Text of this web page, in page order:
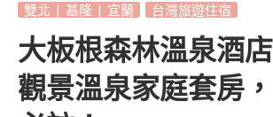
雙北 | 基隆 | 宜蘭
台灣旅遊住宿
大板根森林溫泉酒
觀景溫泉家庭套房